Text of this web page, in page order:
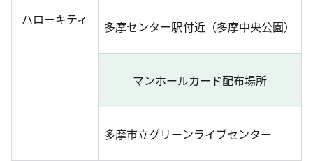
ハローキティ
多摩センター駅付近（多摩中央公園）
マンホールカード配布場所
多摩市立グリーンライブセンター